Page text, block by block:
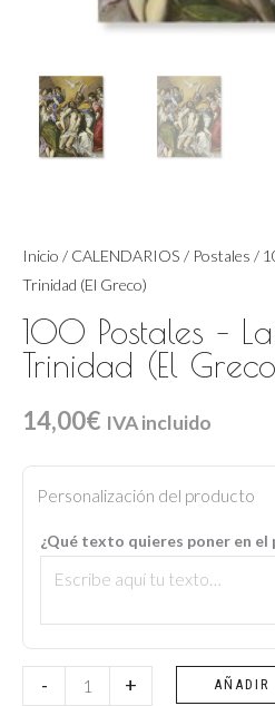
Inicio / CALENDARIOS / Postales /
Trinidad (El Greco)
100 Postales –
Trinidad (El
14,00€ IVA incluido
Personalización del producto
¿Qué texto quieres poner en el
-
100
Postales
Santísima
(El
+ AÑADIR